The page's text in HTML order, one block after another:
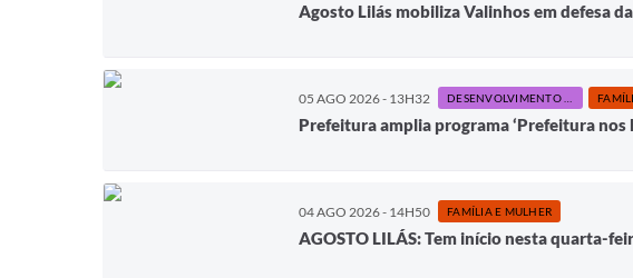
Agosto Lilás mobiliza Valinhos em defesa
05 AGO 2026 - 13H32
Prefeitura amplia programa ‘Prefeitura nos
04 AGO 2026 - 14H50 FAMÍLIA E MULHER
AGOSTO LILÁS: Tem início nesta quarta-